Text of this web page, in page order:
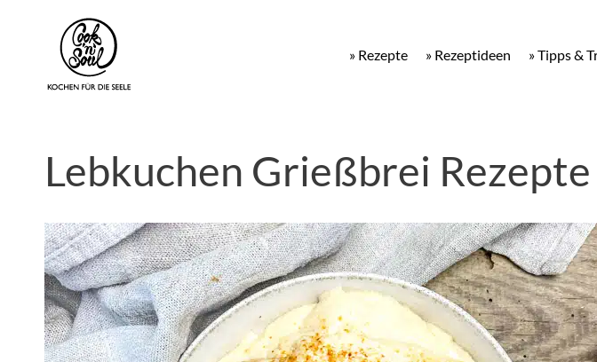
» Tipps &
» Rezeptideen
» Rezepte
Lebkuchen Grießbrei